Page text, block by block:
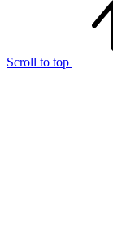
Scroll to top